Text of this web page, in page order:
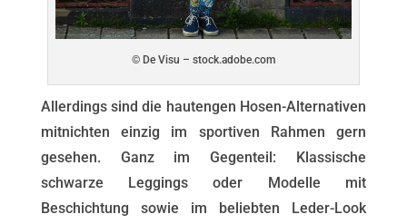
© De Visu – stock.adobe.com
Allerdings sind die hautengen Hosen-Alternativen
mitnichten einzig im sportiven Rahmen gern
gesehen. Ganz im Gegenteil: Klassische
schwarze Leggings oder Modelle mit
Beschichtung sowie im beliebten Leder-Look